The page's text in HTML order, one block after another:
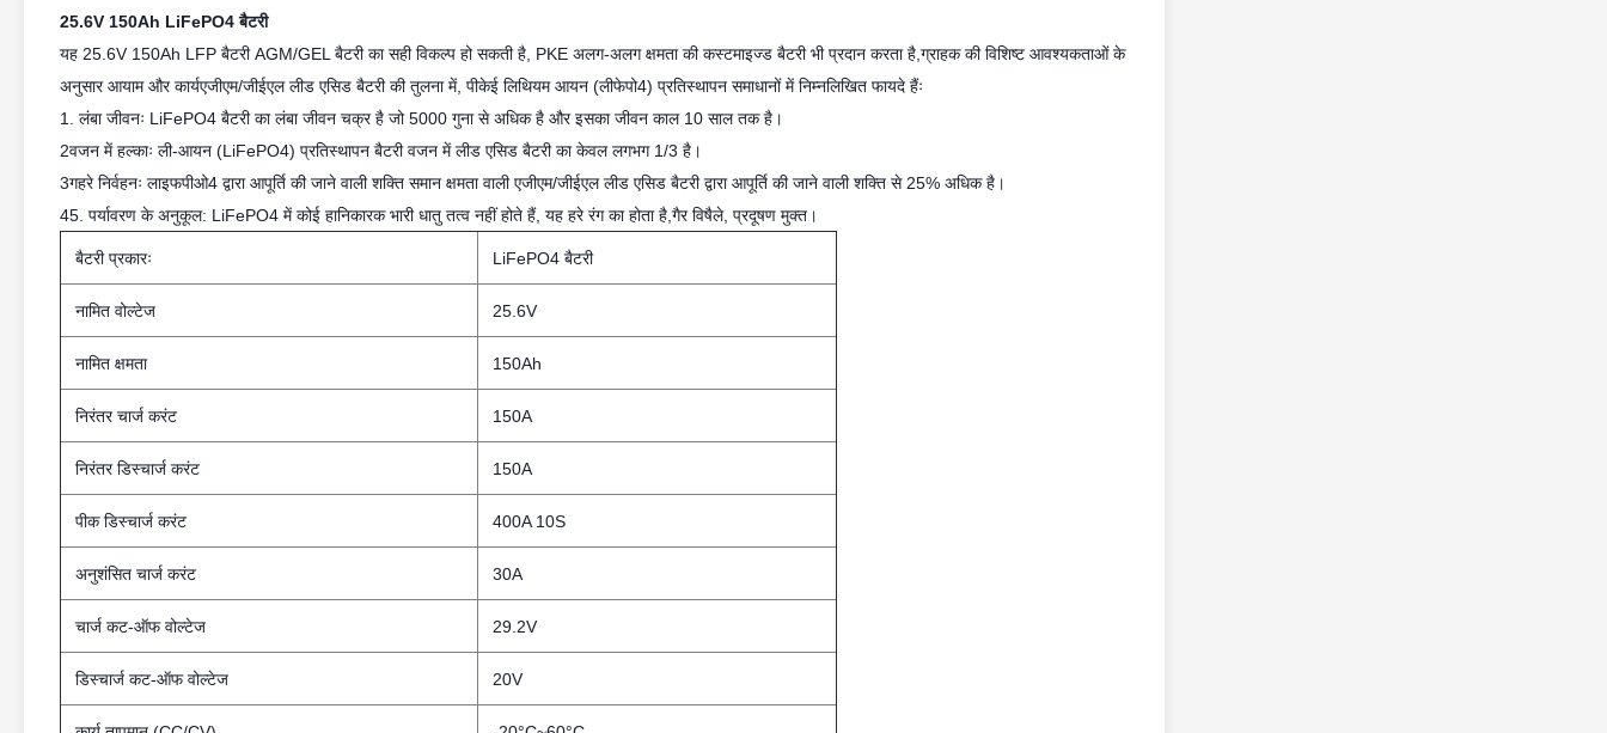
25.6V 150Ah LiFePO4 बैटरी
यह 25.6V 150Ah LFP बैटरी AGM/GEL बैटरी का सही विकल्प हो सकती है, PKE अलग-अलग क्षमता की कस्टमाइज्ड बैटरी भी प्रदान करता है,ग्राहक की विशिष्ट आवश्यकताओं के
अनुसार आयाम और कार्यएजीएम/जीईएल लीड एसिड बैटरी की तुलना में, पीकेई लिथियम आयन (लीफेपो4) प्रतिस्थापन समाधानों में निम्नलिखित फायदे हैंः
1. लंबा जीवनः LiFePO4 बैटरी का लंबा जीवन चक्र है जो 5000 गुना से अधिक है और इसका जीवन काल 10 साल तक है।
2वजन में हल्काः ली-आयन (LiFePO4) प्रतिस्थापन बैटरी वजन में लीड एसिड बैटरी का केवल लगभग 1/3 है।
3गहरे निर्वहनः लाइफपीओ4 द्वारा आपूर्ति की जाने वाली शक्ति समान क्षमता वाली एजीएम/जीईएल लीड एसिड बैटरी द्वारा आपूर्ति की जाने वाली शक्ति से 25% अधिक है।
45. पर्यावरण के अनुकूल: LiFePO4 में कोई हानिकारक भारी धातु तत्व नहीं होते हैं, यह हरे रंग का होता है,गैर विषैले, प्रदूषण मुक्त।
बैटरी प्रकारः LiFePO4 बैटरी
नामित वोल्टेज 25.6V
नामित क्षमता 150Ah
निरंतर चार्ज करंट 150A
निरंतर डिस्चार्ज करंट 150A
पीक डिस्चार्ज करंट 400A 10S
अनुशंसित चार्ज करंट 30A
चार्ज कट-ऑफ वोल्टेज 29.2V
डिस्चार्ज कट-ऑफ वोल्टेज 20V